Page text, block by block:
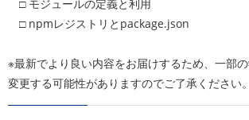
□ モジュールの定義と利用
□ npmレジストリとpackage.json
※最新でより良い内容をお届けするため、一部
変更する可能性がありますのでご了承ください。